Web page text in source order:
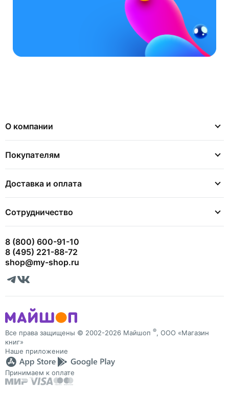
О компании
Покупателям
Доставка и оплата
Сотрудничество
8 (800) 600-91-10
8 (495) 221-88-72
shop@my-shop.ru
Все права защищены © 2002-2026 Майшоп ®, ООО «Магазин
книг»
Наше приложение
Принимаем к оплате